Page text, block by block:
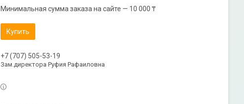
Минимальная сумма заказа на сайте — 10 000 ₸
Купить
+7 (707) 505-53-19
Зам.директора Руфия Рафаиловна